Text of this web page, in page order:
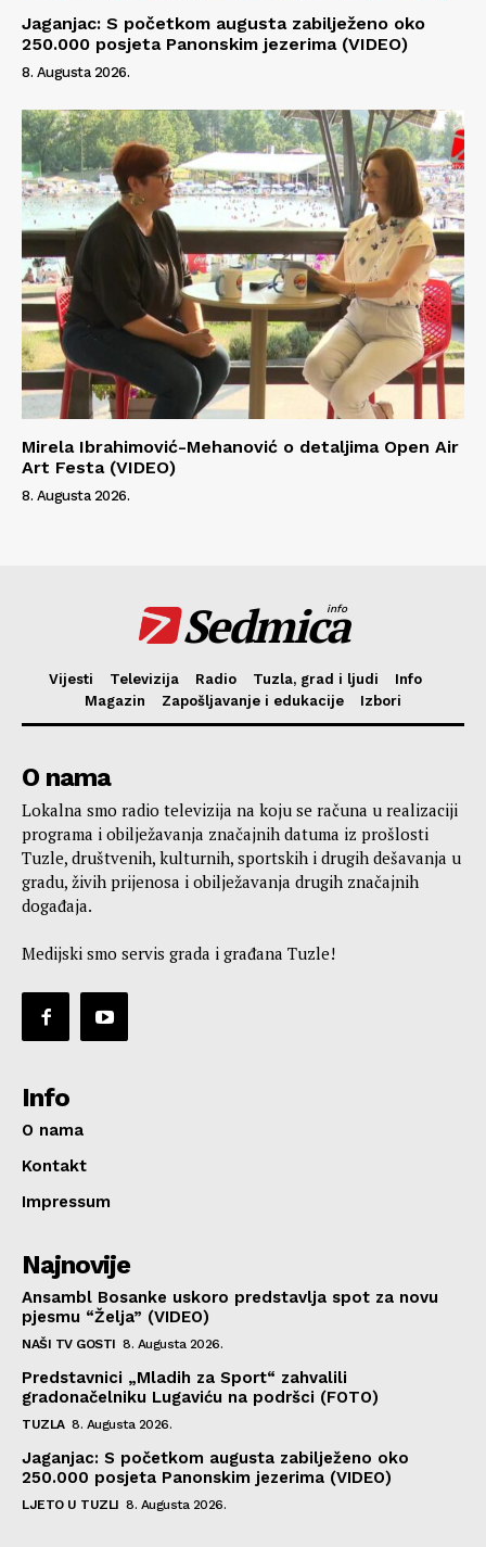
Jaganjac: S početkom augusta zabilježeno oko
250.000 posjeta Panonskim jezerima (VIDEO)
8. Augusta 2026.
Mirela Ibrahimović-Mehanović o detaljima Open Air
Art Festa (VIDEO)
8. Augusta 2026.
Sedmica
info
Vijesti Televizija Radio Tuzla, grad i ljudi
Info
Magazin
Zapošljavanje i edukacije Izbori
O nama
Lokalna smo radio televizija na koju se računa u realizaciji
programa i obilježavanja značajnih datuma iz prošlosti
Tuzle, društvenih, kulturnih, sportskih i drugih dešavanja u
gradu, živih prijenosa i obilježavanja drugih značajnih
događaja.
Medijski smo servis grada i građana Tuzle!
Info
O nama
Kontakt
Impressum
Najnovije
Ansambl Bosanke uskoro predstavlja spot za novu
pjesmu “Želja” (VIDEO)
NAŠI TV GOSTI 8. Augusta 2026.
Predstavnici „Mladih za Sport“ zahvalili
gradonačelniku Lugaviću na podršci (FOTO)
TUZLA 8. Augusta 2026.
Jaganjac: S početkom augusta zabilježeno oko
250.000 posjeta Panonskim jezerima (VIDEO)
LJETO U TUZLI 8. Augusta 2026.